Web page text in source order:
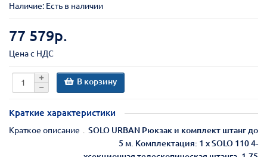
Наличие: Есть в наличии
77 579р.
Цена с НДС
В корзину
Краткие характеристики
Краткое описание
SOLO URBAN Рюкзак и комплект штанг до
5 м. Комплектация: 1 х SOLO 110 4-